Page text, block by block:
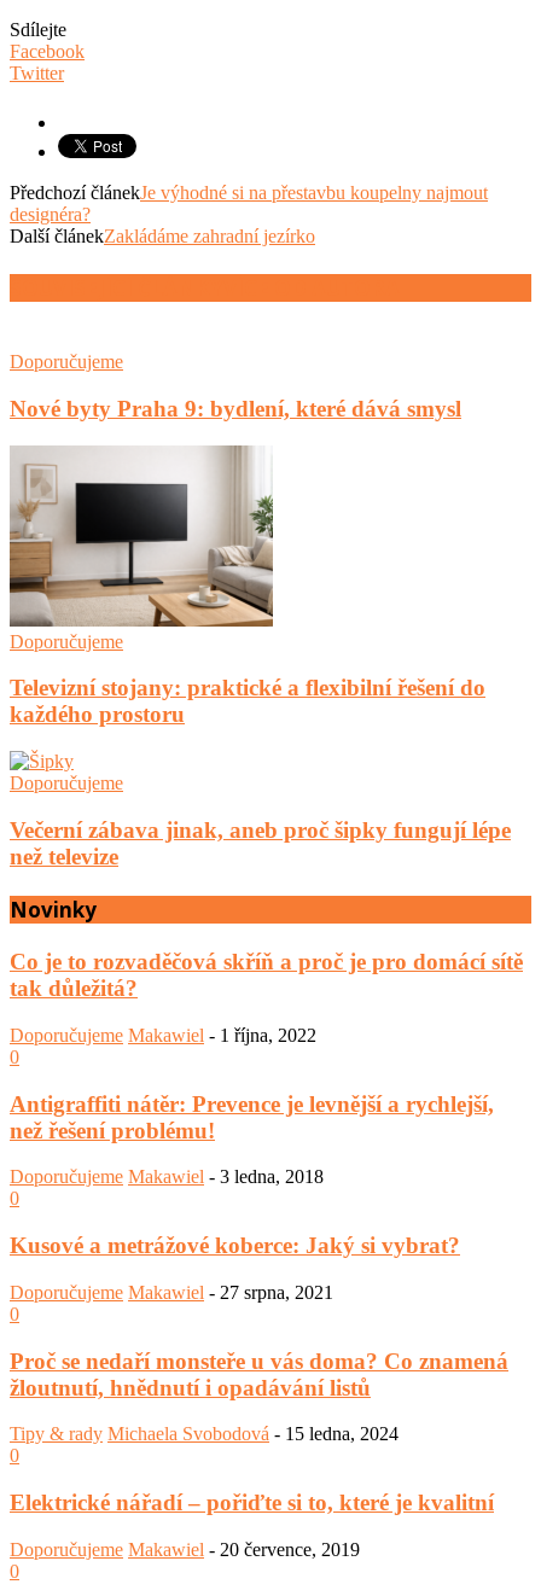
Sdílejte
Facebook
Twitter
Předchozí článekJe výhodné si na přestavbu koupelny najmout
designéra?
Další článekZakládáme zahradní jezírko
Doporučujeme
Nové byty Praha 9: bydlení, které dává smysl
Doporučujeme
Televizní stojany: praktické a flexibilní řešení do
každého prostoru
Doporučujeme
Večerní zábava jinak, aneb proč šipky fungují lépe
než televize
Novinky
Co je to rozvaděčová skříň a proč je pro domácí sítě
tak důležitá?
Doporučujeme Makawiel - 1 října, 2022
0
Antigraffiti nátěr: Prevence je levnější a rychlejší,
než řešení problému!
Doporučujeme Makawiel - 3 ledna, 2018
0
Kusové a metrážové koberce: Jaký si vybrat?
Doporučujeme Makawiel - 27 srpna, 2021
0
Proč se nedaří monsteře u vás doma? Co znamená
žloutnutí, hnědnutí i opadávání listů
Tipy & rady Michaela Svobodová - 15 ledna, 2024
0
Elektrické nářadí – pořiďte si to, které je kvalitní
Doporučujeme Makawiel - 20 července, 2019
0